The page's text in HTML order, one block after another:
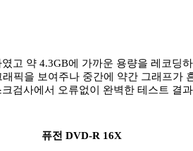
고 약 4.3GB에 가까운 용량을 레코딩
픽을 보여주나 중간에 약간 그래프가
검사에서 오류없이 완벽한 테스트 결
퓨전 DVD-R 16X